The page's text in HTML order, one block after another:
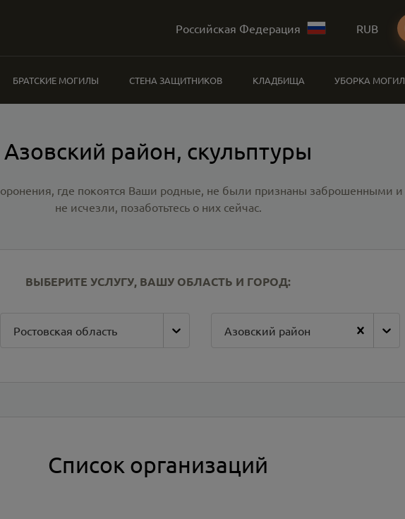
Российская Федерация RUB
БРАТСКИЕ МОГИЛЫ СТЕНА ЗАЩИТНИКОВ КЛАДБИЩА УБОРКА МОГИЛ
Азовский район, скульптуры
где покоятся Ваши родные, не были признаны заброшенными и
не исчезли, позаботьтесь о них сейчас.
ВЫБЕРИТЕ УСЛУГУ, ВАШУ ОБЛАСТЬ И ГОРОД:
Ростовская область Азовский район
Список организаций